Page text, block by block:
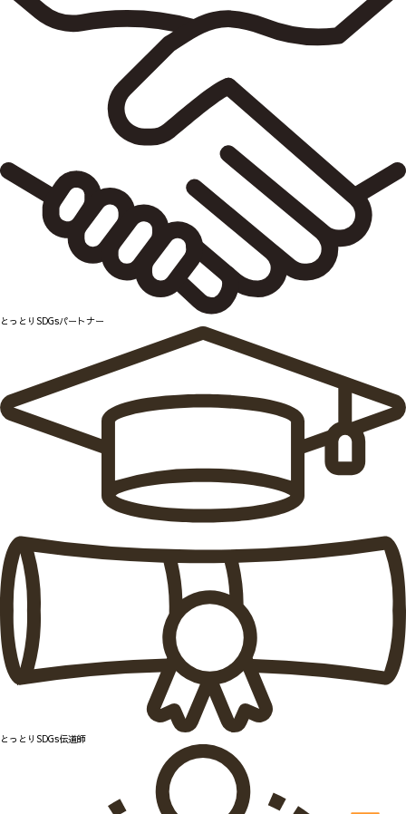
とっとりSDGsパートナー
とっとりSDGs伝道師